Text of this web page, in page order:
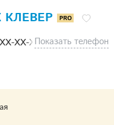
XX-XXПоказать телефон